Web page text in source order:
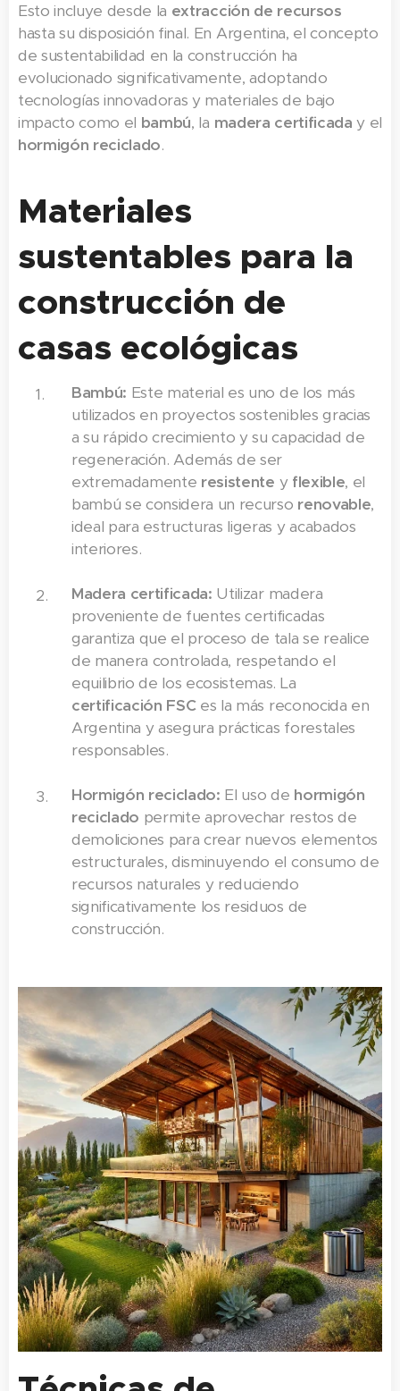
Esto incluye desde la extracción de recursos
hasta su disposición final. En Argentina, el concepto
de sustentabilidad en la construcción ha
evolucionado significativamente, adoptando
tecnologías innovadoras y materiales de bajo
impacto como el bambú, la madera certificada y el
hormigón reciclado.
Materiales
sustentables para la
construcción de
casas ecológicas
Bambú: Este material es uno de los más
utilizados en proyectos sostenibles gracias
a su rápido crecimiento y su capacidad de
regeneración. Además de ser
extremadamente resistente y flexible, el
bambú se considera un recurso renovable,
ideal para estructuras ligeras y acabados
interiores.
Madera certificada: Utilizar madera
proveniente de fuentes certificadas
garantiza que el proceso de tala se realice
de manera controlada, respetando el
equilibrio de los ecosistemas. La
certificación FSCes la más reconocida en
Argentina y asegura prácticas forestales
responsables.
Hormigón reciclado: El uso de hormigón
reciclado permite aprovechar restos de
demoliciones para crear nuevos elementos
estructurales, disminuyendo el consumo de
recursos naturales y reduciendo
significativamente los residuos de
construcción.